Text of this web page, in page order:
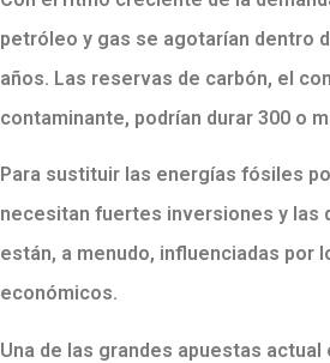
petróleo y gas se agotarían dentro
años. Las reservas de carbón, el
contaminante, podrían durar 300 o
Para sustituir las energías fósiles
necesitan fuertes inversiones y las
están, a menudo, influenciadas por
económicos.
Una de las grandes apuestas actual